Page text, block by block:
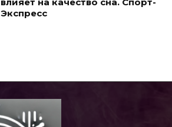
Экспресс